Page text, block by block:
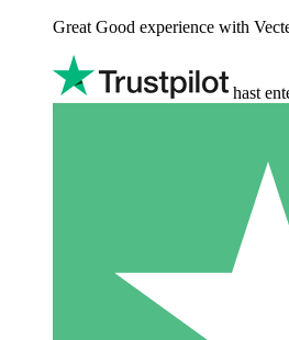
Great Good experience with
hast